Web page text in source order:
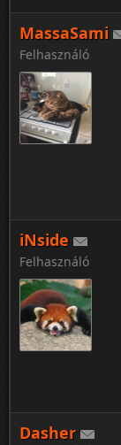
MassaSami
Felhasználó
iNside
Felhasználó
Dasher